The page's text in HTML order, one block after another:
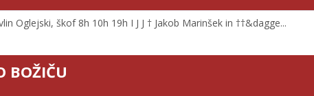
Oglejski, škof 8h 10h 19h I J J † Jakob Marinšek in ††&dagge...
BOŽIČU